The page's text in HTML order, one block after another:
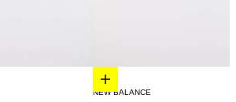
Elige opciones
NEW BALANCE